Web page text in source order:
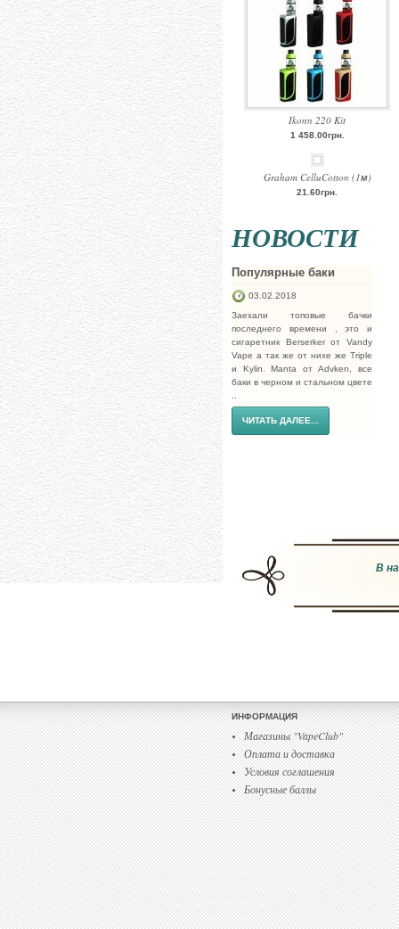
Ikonn 220 Kit
1 458.00грн.
Graham CelluCotton (1м)
21.60грн.
НОВОСТИ
Популярные баки
03.02.2018
Заехали топовые бачки
последнего времени , это и
сигаретник Berserker от Vandy
Vape а так же от нихе же Triple
и Kylin. Manta от Advken, все
баки в черном и стальном цвете
ЧИТАТЬ ДАЛЕЕ...
В
ИНФОРМАЦИЯ
Магазины "VapeClub"
Оплата и доставка
Условия соглашения
Бонусные баллы